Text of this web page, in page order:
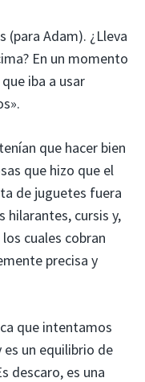
(para Adam). ¿Lleva
En un momento
iba a usar
que hacer bien
que hizo que el
de juguetes fuera
hilarantes, cursis y,
cuales cobran
precisa y
que intentamos
un equilibrio de
descaro, es una